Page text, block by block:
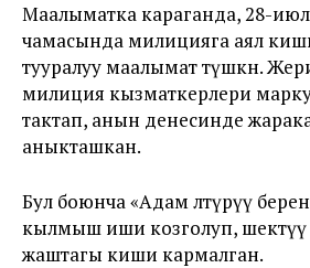
Маалыматка караганда, 28-
чамасында милицияга аял
тууралуу маалымат түшкөн.
милиция кызматкерлери
тактап, анын денесинде
аныкташкан.
Бул боюнча «Адам өлтүрүү
кылмыш иши козголуп, шектүү
жаштагы киши кармалган.